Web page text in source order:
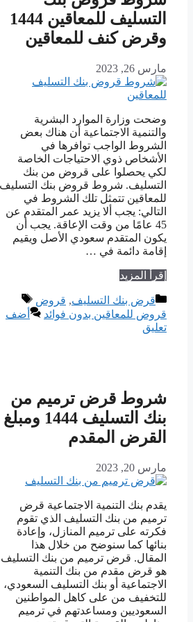
التسليف للمعاقين 1444
وقرض كنف للمعاقين
مارس 26, 2023
وضحت وزارة الموارد البشرية
والتنمية الاجتماعية أن هناك بعض
الشروط الواجب توافرها في
الأشخاص ذوي الاحتياجات الخاصة
لكي يحصلوا على قروض من بنك
التسليف. شروط قروض بنك التسليف
للمعاقين تتمثل تلك الشروط في
التالي: يجب ألا يزيد عمر المتقدم عن
45 عامًا من وقت الإعاقة. يجب أن
يكون المتقدم سعودي الأصل ويقيم
إقامة دائمة في …
إقرأ المزيد
التصنيفات
قرض بنك التسليف, قروض
قروض للمعاقين بدون فوائد
أضف
تعليق
شروط قرض ترميم من
بنك التسليف 1444 ومبلغ
القرض المقدم
مارس 20, 2023
يقدم بنك التنمية الاجتماعية قرض
ترميم من بنك التسليف الذي تقوم
فكرته على ترميم المنازل، وإعادة
بنائها كما سنوضح من خلال هذا
المقال. قرض ترميم من بنك التسليف
هو قرض مقدم من بنك التنمية
الاجتماعية أو بنك التسليف السعودي،
للتخفيف من على كاهل المواطنين
السعوديين ومساعدتهم في ترميم